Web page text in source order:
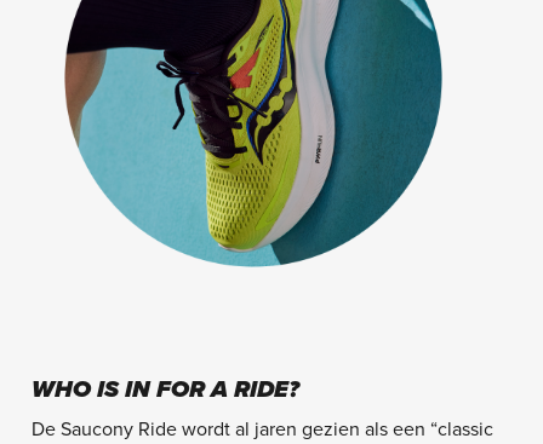
WHO IS IN FOR A RIDE?
De Saucony Ride wordt al jaren gezien als een “classic